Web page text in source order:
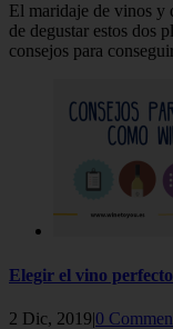
El maridaje de vinos y
de degustar estos dos
consejos para
Elegir el vino
2 Dic, 2019|0